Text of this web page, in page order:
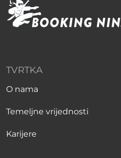
TVRTKA
O nama
Temeljne vrijednosti
Karijere